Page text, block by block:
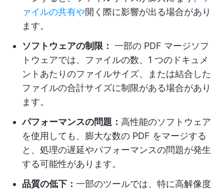
ァイルの共有や開く際に影響が出る場合があり
ます。
ソフトウェアの制限： 一部の PDF マージソフ
トウェアでは、ファイルの数、1 つのドキュメ
ントあたりのファイルサイズ、または結合した
ファイルの合計サイズに制限がある場合があり
ます。
パフォーマンスの問題： 高性能のソフトウェア
を使用しても、膨大な数の PDF をマージする
と、処理の遅延やパフォーマンスの問題が発生
する可能性があります。
品質の低下： 一部のツールでは、特に高解像度